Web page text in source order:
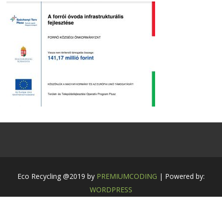
Eco Recycling @2019 by PREMIUMCODING | Powered by:
WORDPRESS